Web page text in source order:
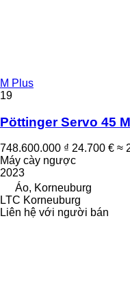
M Plus
19
Pöttinger Servo 45
748.600.000 ₫ 24.700 € ≈
Máy cày ngược
2023
Áo, Korneuburg
LTC Korneuburg
Liên hệ với người bán